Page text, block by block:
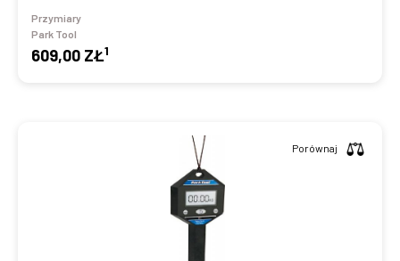
Przymiary
Park Tool
609,00 ZŁ1
Porównaj